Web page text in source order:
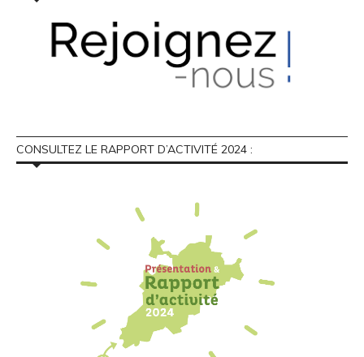
CONSULTEZ LE RAPPORT D’ACTIVITÉ 2024 :